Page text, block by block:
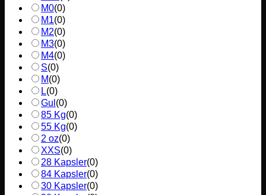
M0(0)
M1(0)
M2(0)
M3(0)
M4(0)
S(0)
M(0)
L(0)
Gul (0)
85 Kg(0)
55 Kg(0)
2 oz(0)
XXS(0)
28 Kapsler(0)
84 Kapsler(0)
30 Kapsler(0)